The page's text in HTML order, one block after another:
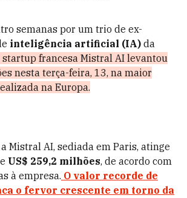
semanas por um trio de ex-
inteligência artificial (IA) da
startup francesa Mistral AI levantou
nesta terça-feira, 13, na maior
na Europa.
a Mistral AI, sediada em Paris, atinge
US$ 259,2 milhões, de acordo com
à empresa. O valor recorde de
o fervor crescente em torno da